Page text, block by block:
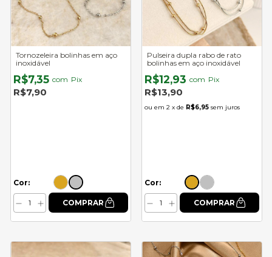
Tornozeleira bolinhas em aço
inoxidável
R$7,35 com Pix
R$7,90
Cor:
Pulseira dupla rabo de rato
bolinhas em aço inoxidável
R$12,93 com Pix
R$13,90
2 x de R$6,95 sem juros
Cor: